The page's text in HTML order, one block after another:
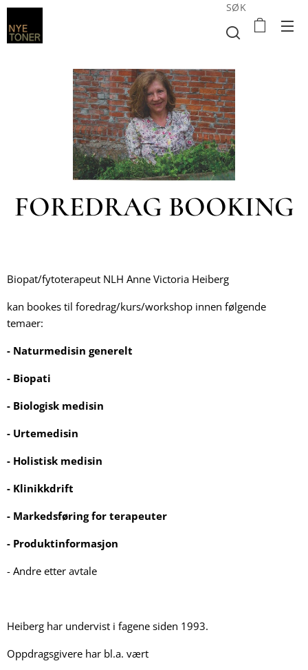
SØK
FOREDRAG BOOKING
Biopat/fytoterapeut NLH Anne Victoria Heiberg
kan bookes til foredrag/kurs/workshop innen følgende
temaer:
- Naturmedisin generelt
- Biopati
- Biologisk medisin
- Urtemedisin
- Holistisk medisin
- Klinikkdrift
- Markedsføring for terapeuter
- Produktinformasjon
- Andre etter avtale
Heiberg har undervist i fagene siden 1993.
Oppdragsgivere har bl.a. vært